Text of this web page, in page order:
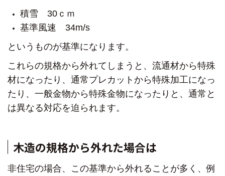
積雪 30ｃｍ
基準風速 34m/s
というものが基準になります。
これらの規格から外れてしまうと、 流通材から特殊
材になったり、 通常プレカットから特殊加工になっ
たり、 一般金物から特殊金物になったり と、通常と
は異なる対応を迫られます。
木造の規格から外れた場合は
非住宅の場合、この基準から外れることが多く、例